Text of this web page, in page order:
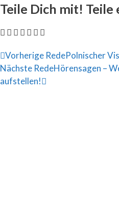
Teile Dich mit! Teile
Vorherige RedePolnischer
Nächste RedeHörensagen –
aufstellen!